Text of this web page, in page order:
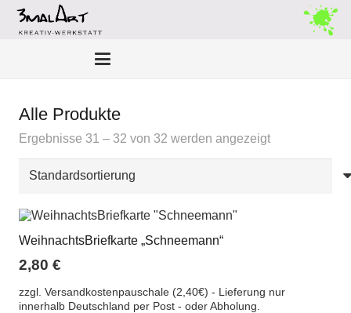
Alle Produkte
Ergebnisse 31 – 32 von 32 werden angezeigt
WeihnachtsBriefkarte „Schneemann“
2,80 €
zzgl. Versandkostenpauschale (2,40€) - Lieferung nur
innerhalb Deutschland per Post - oder Abholung.